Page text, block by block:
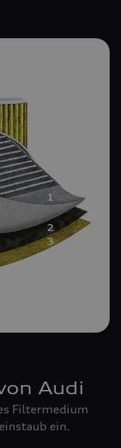
Audi
Filtermedium
ein.